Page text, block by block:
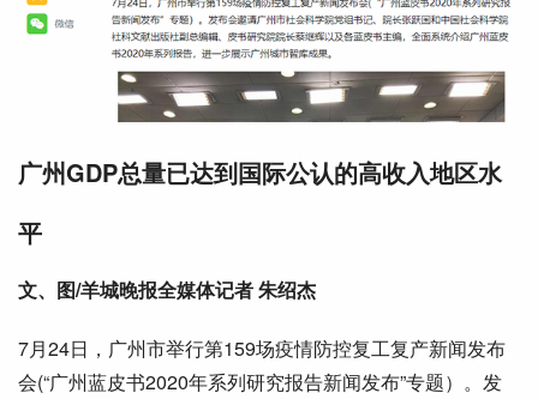
广州GDP总量已达到国际公认的高收入地区水
平
文、图/羊城晚报全媒体记者 朱绍杰
7月24日，广州市举行第159场疫情防控复工复产新闻发布
会(“广州蓝皮书2020年系列研究报告新闻发布”专题）。发